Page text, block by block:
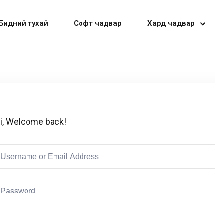
тухай Софт чадвар Хард чадвар
Welcome back!
Don’t have an account?Sign up